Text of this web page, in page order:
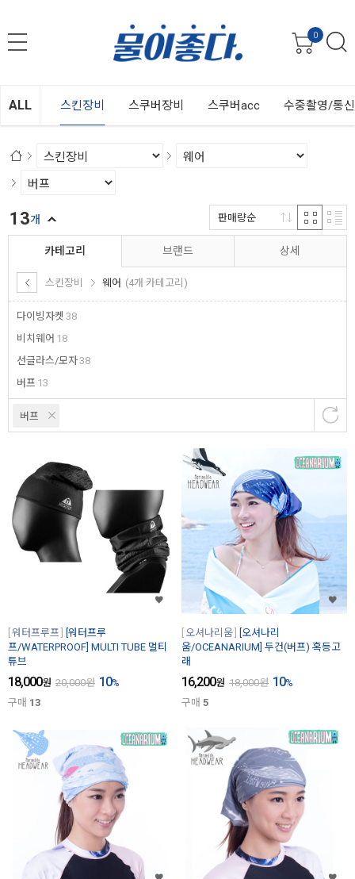
0
ALL 스킨장비 스쿠버장비 스쿠버acc 수중촬영/통
카테고리
스킨장비 웨어 (4개 카테고리)
다이빙자켓 38
비치웨어 18
선글라스/모자38
버프 13
브랜드 상세
버프
13개 판매량순
워터프루프
[워터프루
프/WATERPROOF] MULTI TUBE 멀티
튜브
18,000원 20,000원 10%
구매 13
오셔나리움
[오셔나리
움/OCEANARIUM] 두건(버프) 혹등고
래
16,200원 18,000원 10%
구매 5